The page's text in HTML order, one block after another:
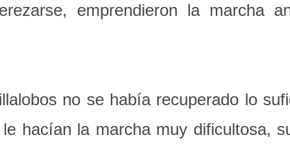
emprendieron la marcha
no se había recuperado lo
hacían la marcha muy dificultosa,